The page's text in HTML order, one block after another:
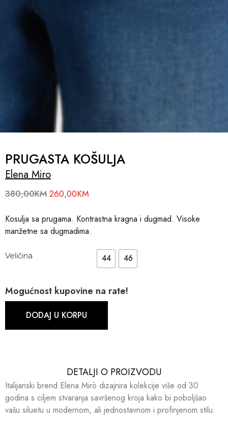
PRUGASTA KOŠULJA
Elena Miro
380,00KM 260,00KM
Kosulja sa prugama. Kontrastna kragna i dugmad. Visoke
manžetne sa dugmadima.
Veličina 44 46
Mogućnost kupovine na rate!
DODAJ U KORPU
DETALJI O PROIZVODU​​
Italijanski brend Elena Mirò dizajnira kolekcije više od 30
godina s ciljem stvaranja savršenog kroja kako bi poboljšao
vašu siluetu u modernom, ali jednostavnom i profinjenom stilu.